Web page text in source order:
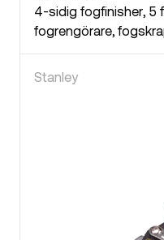
4-sidig fogfinisher, 5
fogrengörare,
Stanley